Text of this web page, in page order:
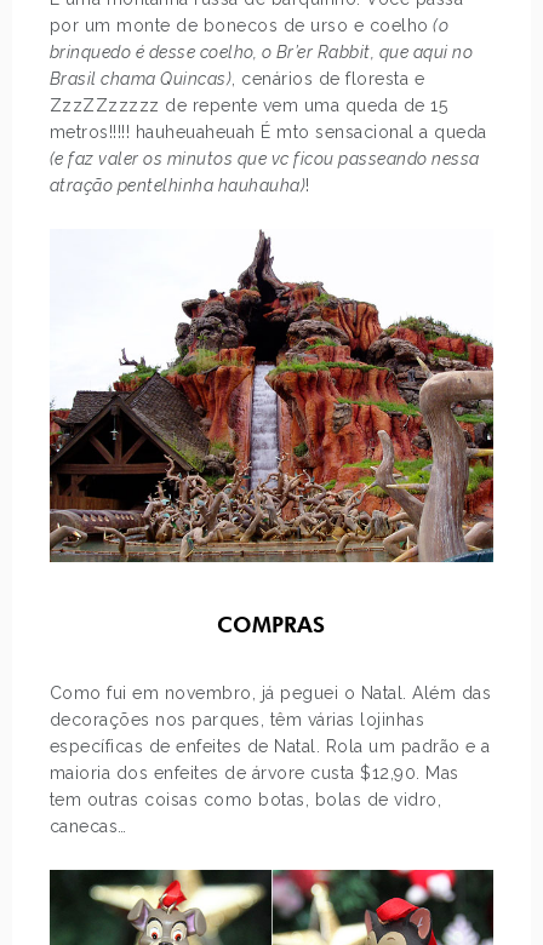
por um monte de bonecos de urso e coelho (o
brinquedo é desse coelho, o Br’er Rabbit, que aqui no
Brasil chama Quincas) , cenários de floresta e
ZzzZZzzzzz de repente vem uma queda de 15
metros!!!!! hauheuaheuah É mto sensacional a queda
(e faz valer os minutos que vc ficou passeando nessa
atração pentelhinha hauhauha)!
COMPRAS
Como fui em novembro, já peguei o Natal. Além das
decorações nos parques, têm várias lojinhas
específicas de enfeites de Natal. Rola um padrão e a
maioria dos enfeites de árvore custa $12,90. Mas
tem outras coisas como botas, bolas de vidro,
canecas…